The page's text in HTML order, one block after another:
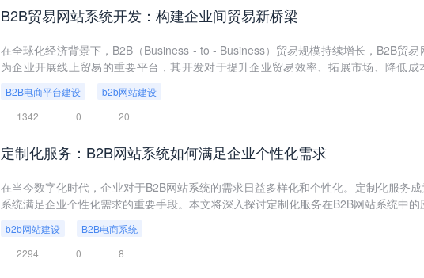
B2B贸易网站系统开发：构建企业间贸易新桥梁
在全球化经济背景下，B2B（Business - to - Business）贸易规模持续增长，B2B贸易
为企业开展线上贸易的重要平台，其开发对于提升企业贸易效率、拓展市场、降低成
B2B电商平台建设
b2b网站建设
1342
0 20
定制化服务：B2B网站系统如何满足企业个性化需求
在当今数字化时代，企业对于B2B网站系统的需求日益多样化和个性化。定制化服务
系统满足企业个性化需求的重要手段。本文将深入探讨定制化服务在B2B网站系统中的
b2b网站建设
B2B电商系统
2294
0 8